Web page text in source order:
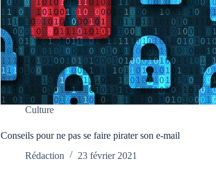
Culture
Conseils pour ne pas se faire pirater son e-mail
Rédaction
23 février 2021